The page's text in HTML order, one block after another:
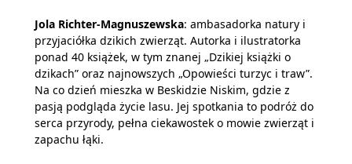
Jola Richter-Magnuszewska: ambasadorka natury i
przyjaciółka dzikich zwierząt. Autorka i ilustratorka
ponad 40 książek, w tym znanej „Dzikiej książki o
dzikach” oraz najnowszych „Opowieści turzyc i traw”.
Na co dzień mieszka w Beskidzie Niskim, gdzie z
pasją podgląda życie lasu. Jej spotkania to podróż do
serca przyrody, pełna ciekawostek o mowie zwierząt i
zapachu łąki.